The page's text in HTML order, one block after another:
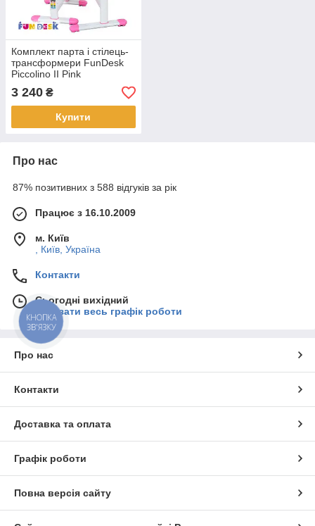
Комплект парта і стілець-
трансформери FunDesk
Piccolino II Pink
3 240 ₴
Купити
Про нас
87% позитивних з 588 відгуків за рік
Працює з 16.10.2009
м. Київ
, Київ, Україна
Контакти
Сьогодні вихідний
Показати весь графік роботи
Про нас
Контакти
Доставка та оплата
Графік роботи
Повна версія сайту
КНОПКА
ЗВ'ЯЗКУ